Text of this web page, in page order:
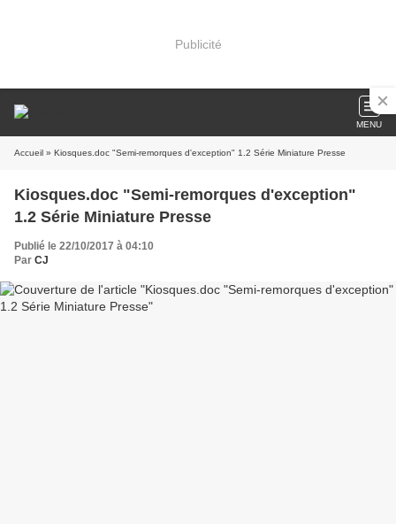
Publicité
MENU
Accueil » Kiosques.doc "Semi-remorques d'exception" 1.2 Série Miniature Presse
Kiosques.doc "Semi-remorques d'exception"
1.2 Série Miniature Presse
Publié le 22/10/2017 à 04:10
Par CJ